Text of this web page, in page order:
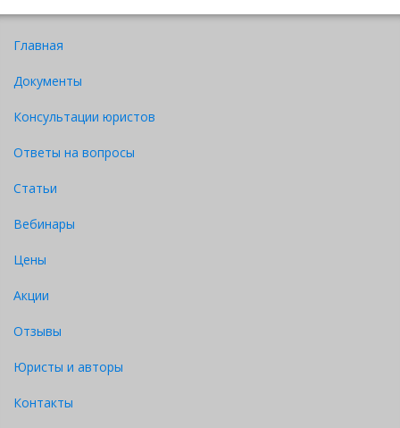
Главная
Документы
Консультации юристов
Ответы на вопросы
Статьи
Вебинары
Цены
Акции
Отзывы
Юристы и авторы
Контакты